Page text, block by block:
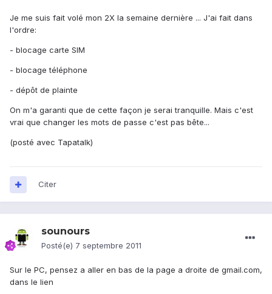
Je me suis fait volé mon 2X la semaine dernière ... J'ai fait dans
l'ordre:
- blocage carte SIM
- blocage téléphone
- dépôt de plainte
On m'a garanti que de cette façon je serai tranquille. Mais c'est
vrai que changer les mots de passe c'est pas bête...
(posté avec Tapatalk)
Citer
sounours
Posté(e) 7 septembre 2011
Sur le PC, pensez a aller en bas de la page a droite de gmail.com,
dans le lien